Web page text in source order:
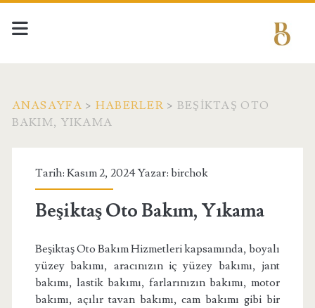
ANASAYFA > HABERLER> BEŞIKTAŞ OTO
BAKIM, YIKAMA
Tarih: Kasım 2, 2024 Yazar: birchok
Beşiktaş Oto Bakım, Yıkama
Beşiktaş Oto Bakım Hizmetleri kapsamında, boyalı
yüzey bakımı, aracınızın iç yüzey bakımı, jant
bakımı, lastik bakımı, farlarınızın bakımı, motor
bakımı, açılır tavan bakımı, cam bakımı gibi bir